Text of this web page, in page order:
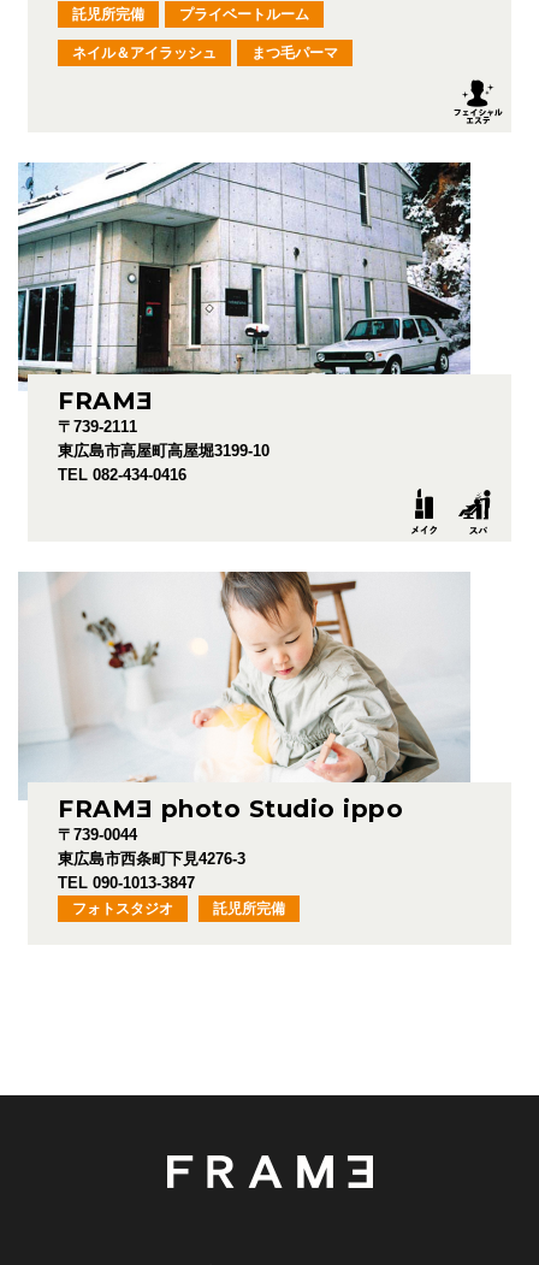
託児所完備 プライベートルーム
ネイル＆アイラッシュ まつ毛パーマ
FRAME
〒739-2111
東広島市高屋町高屋堀3199-10
TEL 082-434-0416
FRAME photo Studio ippo
〒739-0044
東広島市西条町下見4276-3
TEL 090-1013-3847
フォトスタジオ 託児所完備